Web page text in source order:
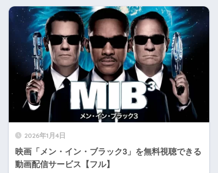
2026年1月4日
映画「メン・イン・ブラック3」を無料視聴できる
動画配信サービス【フル】